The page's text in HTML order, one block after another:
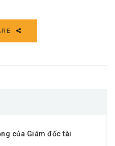
của Giám đốc tài